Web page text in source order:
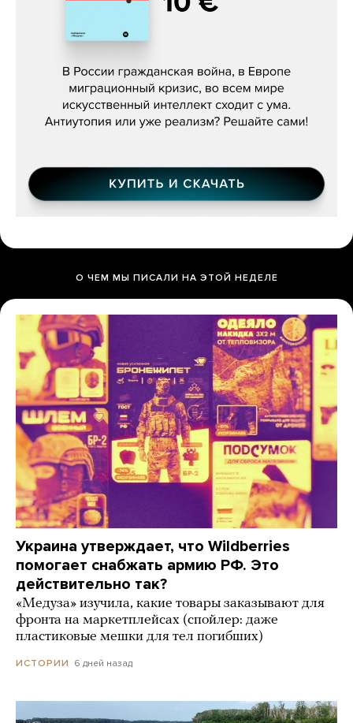
Константин Зарубин, «Наше сердце
О ЧЕМ МЫ ПИСАЛИ НА ЭТОЙ НЕДЕЛЕ
Украина утверждает, что Wildberries
помогает снабжать армию РФ. Это
действительно так?
«Медуза» изучила, какие товары заказывают для
фронта на маркетплейсах (спойлер: даже
пластиковые мешки для тел погибших)
ИСТОРИИ 6 дней назад